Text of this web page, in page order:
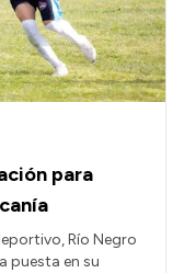
para
Río Negro
puesta en su